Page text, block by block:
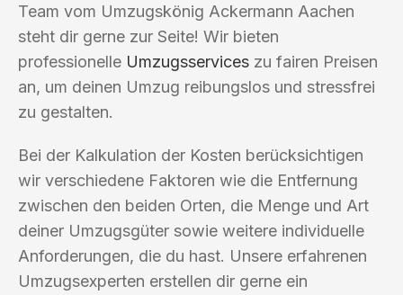
Team vom Umzugskönig Ackermann Aachen
steht dir gerne zur Seite! Wir bieten
professionelle Umzugsservices zu fairen Preisen
an, um deinen Umzug reibungslos und stressfrei
zu gestalten.
Bei der Kalkulation der Kosten berücksichtigen
wir verschiedene Faktoren wie die Entfernung
zwischen den beiden Orten, die Menge und Art
deiner Umzugsgüter sowie weitere individuelle
Anforderungen, die du hast. Unsere erfahrenen
Umzugsexperten erstellen dir gerne ein